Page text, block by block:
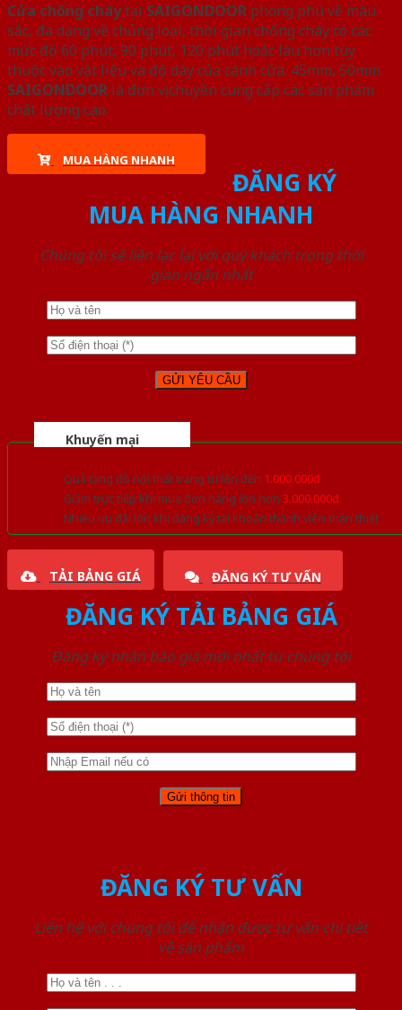
Cửa chống cháytại SAIGONDOOR phong phú về màu
sắc, đa dạng về chủng loại, thời gian chống cháy có các
mức độ 60 phút, 90 phút, 120 phút hoặc lâu hơn tùy
thuộc vào vật liệu và độ dày của cánh cửa: 45mm, 50mm.
SAIGONDOOR là đơn vị chuyên cung cấp các sản phẩm
chất lượng cao.
MUA HÀNG NHANH
ĐĂNG KÝ
MUA HÀNG NHANH
Chúng tôi sẽ liên lạc lại với quý khách trong thời
gian ngắn nhất
Khuyến mại
Quà tặng đồ nội thất trang trí lên đến 1.000.000đ
Giảm trực tiếp khi mua đơn hàng lớn hơn 3.000.000đ
Nhiều ưu đãi lớn khi đăng ký tài khoản thành viên thân thiết
TẢI BẢNG GIÁ ĐĂNG KÝ TƯ VẤN
ĐĂNG KÝ TẢI BẢNG GIÁ
Đăng ký nhận báo giá mới nhất từ chúng tôi
ĐĂNG KÝ TƯ VẤN
Liên hệ với chúng tôi để nhận được tư vấn chi tiết
về sản phẩm